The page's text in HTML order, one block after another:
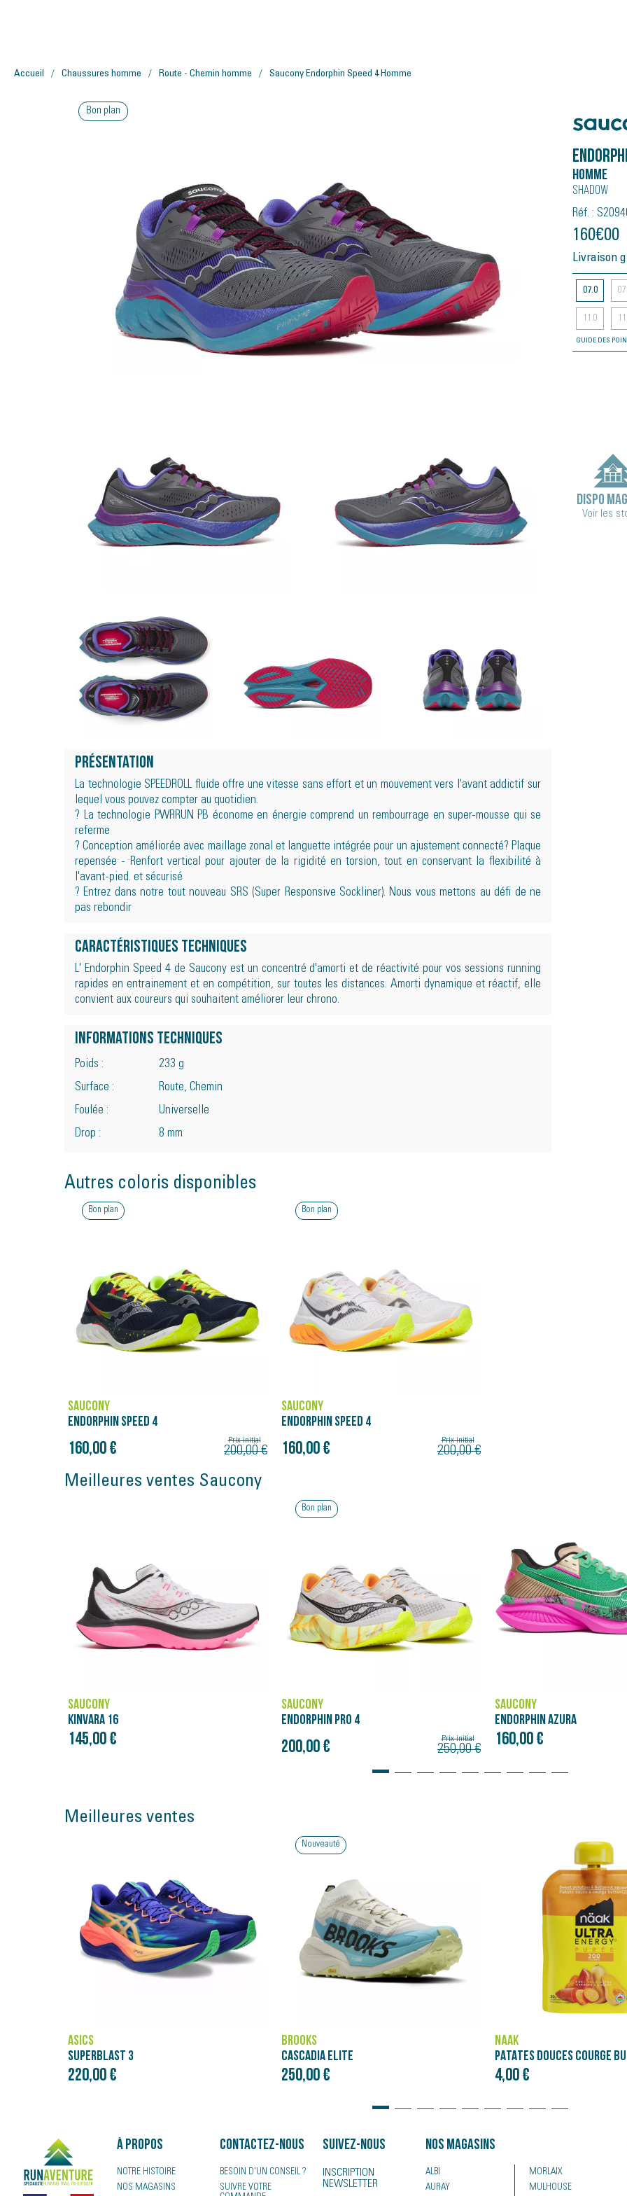
Accueil Chaussures homme Route - Chemin homme Saucony Endorphin Speed 4 Homme
Saucony
Homme
Shadow
Réf. :
160€00
Livraison
07.0
11.0
GUIDE DES
DISPO
Voir les
Bon plan
Présentation
La technologie SPEEDROLL fluide offre une vitesse sans effort et un mouvement vers l'avant addictif sur
lequel vous pouvez compter au quotidien.
? La technologie PWRRUN PB économe en énergie comprend un rembourrage en super-mousse qui se
referme
? Conception améliorée avec maillage zonal et languette intégrée pour un ajustement connecté? Plaque
repensée - Renfort vertical pour ajouter de la rigidité en torsion, tout en conservant la flexibilité à
l'avant-pied. et sécurisé
? Entrez dans notre tout nouveau SRS (Super Responsive Sockliner). Nous vous mettons au défi de ne
pas rebondir
Caractéristiques techniques
L' Endorphin Speed 4 de Saucony est un concentré d'amorti et de réactivité pour vos sessions running
rapides en entrainement et en compétition, sur toutes les distances. Amorti dynamique et réactif, elle
convient aux coureurs qui souhaitent améliorer leur chrono.
Informations techniques
Poids :
233 g
Surface :
Route, Chemin
Foulée :
Universelle
Drop :
8 mm
Autres coloris disponibles
Bon plan
SAUCONY
ENDORPHIN SPEED 4
160,00 € Prix initial
200,00 €
Bon plan
SAUCONY
ENDORPHIN SPEED 4
160,00 € Prix initial
200,00 €
Meilleures ventes Saucony
SAUCONY
ENDORPHIN PRO 4
200,00 €
SAUCONY
ENDORPHIN AZURA
160,00 €
SAUCONY
ENDORPHIN PRO 5
275,00 €
Meilleures ventes
BROOKS
CASCADIA ELITE
250,00 €
NÄAK
4,00 €
ASICS
NOVABLAST 5
120,00 €
À propos
NOTRE HISTOIRE
NOS MAGASINS
Contactez-nous
BESOIN D'UN CONSEIL ?
SUIVRE VOTRE
Suivez-nous
INSCRIPTION
NEWSLETTER
Nos magasins
ALBI
AURAY
MORLAIX
MULHOUSE